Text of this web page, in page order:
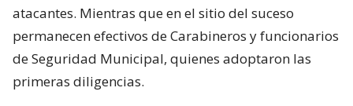
atacantes. Mientras que en el sitio del suceso
permanecen efectivos de Carabineros y funcionarios
de Seguridad Municipal, quienes adoptaron las
primeras diligencias.